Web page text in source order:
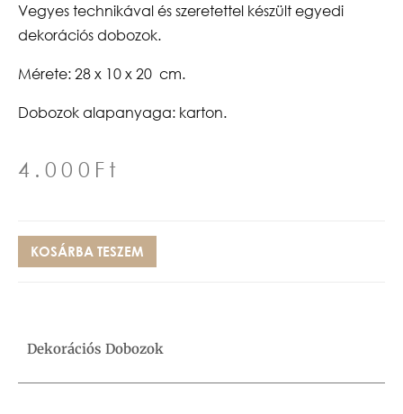
Vegyes technikával és szeretettel készült egyedi
dekorációs dobozok.
Mérete: 28 x 10 x 20 cm.
Dobozok alapanyaga: karton.
4.000 Ft
KOSÁRBA TESZEM
Dekorációs Dobozok